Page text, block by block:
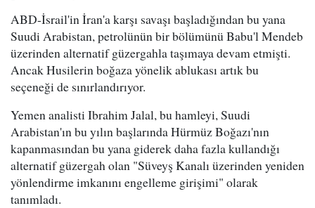
ABD-İsrail'in İran'a karşı savaşı başladığından bu yana
Suudi Arabistan, petrolünün bir bölümünü Babu'l Mendeb
üzerinden alternatif güzergahla taşımaya devam etmişti.
Ancak Husilerin boğaza yönelik ablukası artık bu
seçeneği de sınırlandırıyor.
Yemen analisti Ibrahim Jalal, bu hamleyi, Suudi
Arabistan'ın bu yılın başlarında Hürmüz Boğazı'nın
kapanmasından bu yana giderek daha fazla kullandığı
alternatif güzergah olan "Süveyş Kanalı üzerinden yeniden
yönlendirme imkanını engelleme girişimi" olarak
tanımladı.